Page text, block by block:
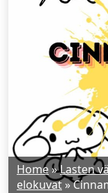
Home»Lasten
elokuvat»